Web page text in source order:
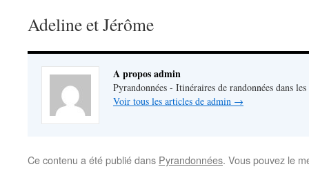
Adeline et Jérôme
A propos admin
Pyrandonnées - Itinéraires de randonnées dans les
Voir tous les articles de admin →
Ce contenu a été publié dans Pyrandonnées. Vous pouvez le